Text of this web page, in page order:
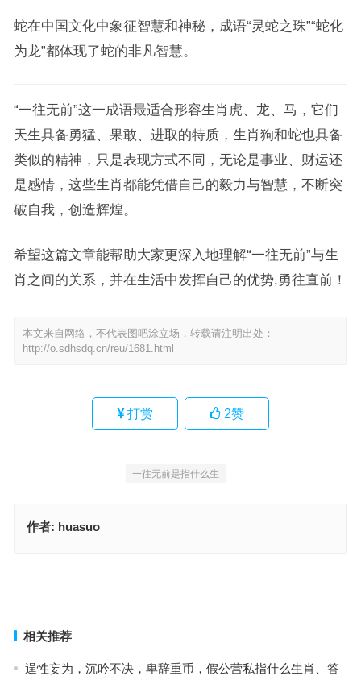
蛇在中国文化中象征智慧和神秘，成语“灵蛇之珠”“蛇化
为龙”都体现了蛇的非凡智慧。
“一往无前”这一成语最适合形容生肖虎、龙、马，它们
天生具备勇猛、果敢、进取的特质，生肖狗和蛇也具备
类似的精神，只是表现方式不同，无论是事业、财运还
是感情，这些生肖都能凭借自己的毅力与智慧，不断突
破自我，创造辉煌。
希望这篇文章能帮助大家更深入地理解“一往无前”与生
肖之间的关系，并在生活中发挥自己的优势,勇往直前！
本文来自网络，不代表图吧涂立场，转载请注明出处：
http://o.sdhsdq.cn/reu/1681.html
打赏 2赞
一往无前是指什么生
作者: huasuo
相关推荐
逞性妄为，沉吟不决，卑辞重币，假公营私指什么生肖、答